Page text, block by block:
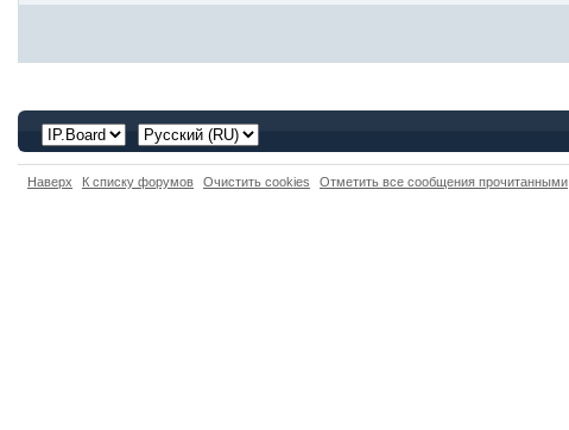
Наверх К списку форумов Очистить cookies Отметить все сообщения прочитанными